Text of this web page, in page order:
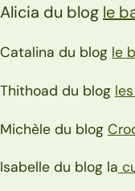
Alicia du blog le
Catalina du blog le
Thithoad du blog
Michèle du blog
Isabelle du blog la